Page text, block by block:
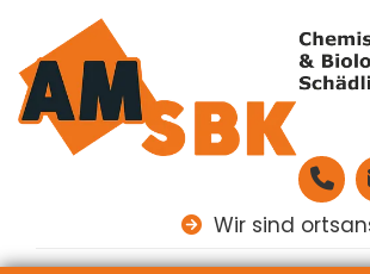
Zum Inhalt springen
 Wir sind